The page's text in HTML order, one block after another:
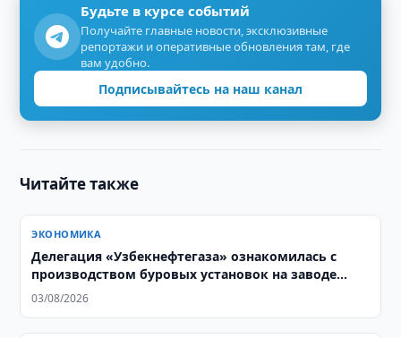
Будьте в курсе событий
Получайте главные новости, эксклюзивные
репортажи и оперативные обновления там, где
вам удобно.
Подписывайтесь на наш канал
Читайте также
ЭКОНОМИКА
Делегация «Узбекнефтегаза» ознакомилась с
производством буровых установок на заводе
Honghua Group
03/08/2026